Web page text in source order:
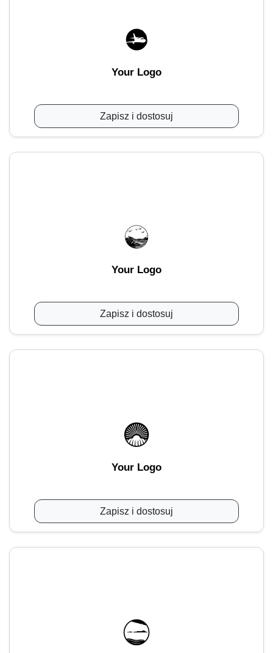
Your Logo
Zapisz i dostosuj
Your Logo
Zapisz i dostosuj
Your Logo
Zapisz i dostosuj